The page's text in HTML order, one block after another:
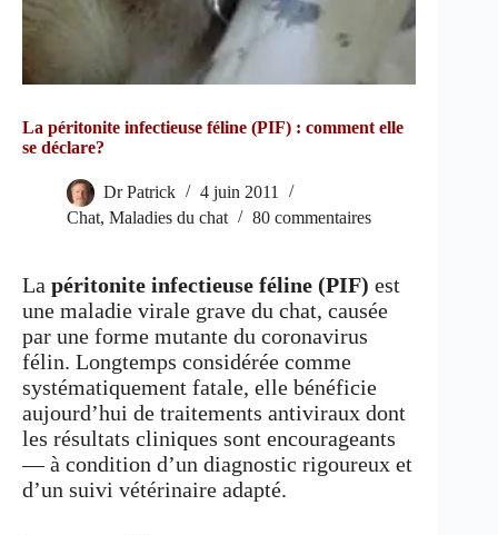
La péritonite infectieuse féline (PIF) : comment elle
se déclare?
Dr Patrick
4 juin 2011
Chat, Maladies du chat 80 commentaires
La péritonite infectieuse féline (PIF) est
une maladie virale grave du chat, causée
par une forme mutante du coronavirus
félin. Longtemps considérée comme
systématiquement fatale, elle bénéficie
aujourd’hui de traitements antiviraux dont
les résultats cliniques sont encourageants
— à condition d’un diagnostic rigoureux et
d’un suivi vétérinaire adapté.